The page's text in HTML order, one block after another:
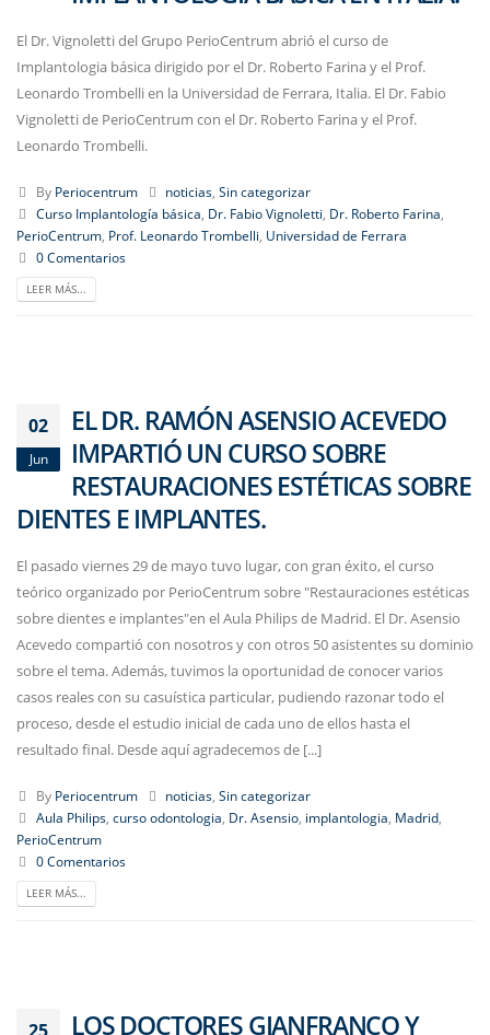
El Dr. Vignoletti del Grupo PerioCentrum abrió el curso de
Implantologia básica dirigido por el Dr. Roberto Farina y el Prof.
Leonardo Trombelli en la Universidad de Ferrara, Italia. El Dr. Fabio
Vignoletti de PerioCentrum con el Dr. Roberto Farina y el Prof.
Leonardo Trombelli.
By Periocentrum noticias ,Sin categorizar
Curso Implantología básica Dr. Fabio Vignoletti Dr. Roberto Farina
PerioCentrum Prof. Leonardo Trombelli Universidad de Ferrara
0 Comentarios
LEER MÁS...
02
Jun
EL DR. RAMÓN ASENSIO ACEVEDO
IMPARTIÓ UN CURSO SOBRE
RESTAURACIONES ESTÉTICAS SOBRE
DIENTES E IMPLANTES.
El pasado viernes 29 de mayo tuvo lugar, con gran éxito, el curso
teórico organizado por PerioCentrum sobre "Restauraciones estéticas
sobre dientes e implantes"en el Aula Philips de Madrid. El Dr. Asensio
Acevedo compartió con nosotros y con otros 50 asistentes su dominio
sobre el tema. Además, tuvimos la oportunidad de conocer varios
casos reales con su casuística particular, pudiendo razonar todo el
proceso, desde el estudio inicial de cada uno de ellos hasta el
resultado final. Desde aquí agradecemos de [...]
By Periocentrum noticias,Sin categorizar
Aula Philips, curso odontologia, Dr. Asensio, implantologia, Madrid,
PerioCentrum
0 Comentarios
LEER MÁS...
LOS DOCTORES GIANFRANCO Y